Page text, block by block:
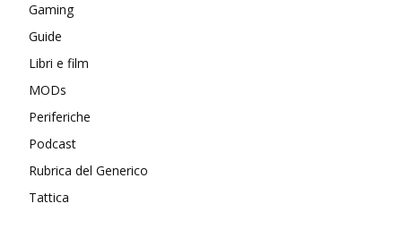
Gaming
Guide
Libri e film
MODs
Periferiche
Podcast
Rubrica del Generico
Tattica